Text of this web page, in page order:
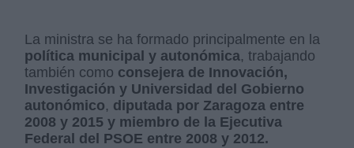
La ministra se ha formado principalmente en la
política municipal y autonómica, trabajando
también como consejera de Innovación,
Investigación y Universidad del Gobierno
autonómico, diputada por Zaragoza entre
2008 y 2015 y miembro de la Ejecutiva
Federal del PSOE entre 2008 y 2012.